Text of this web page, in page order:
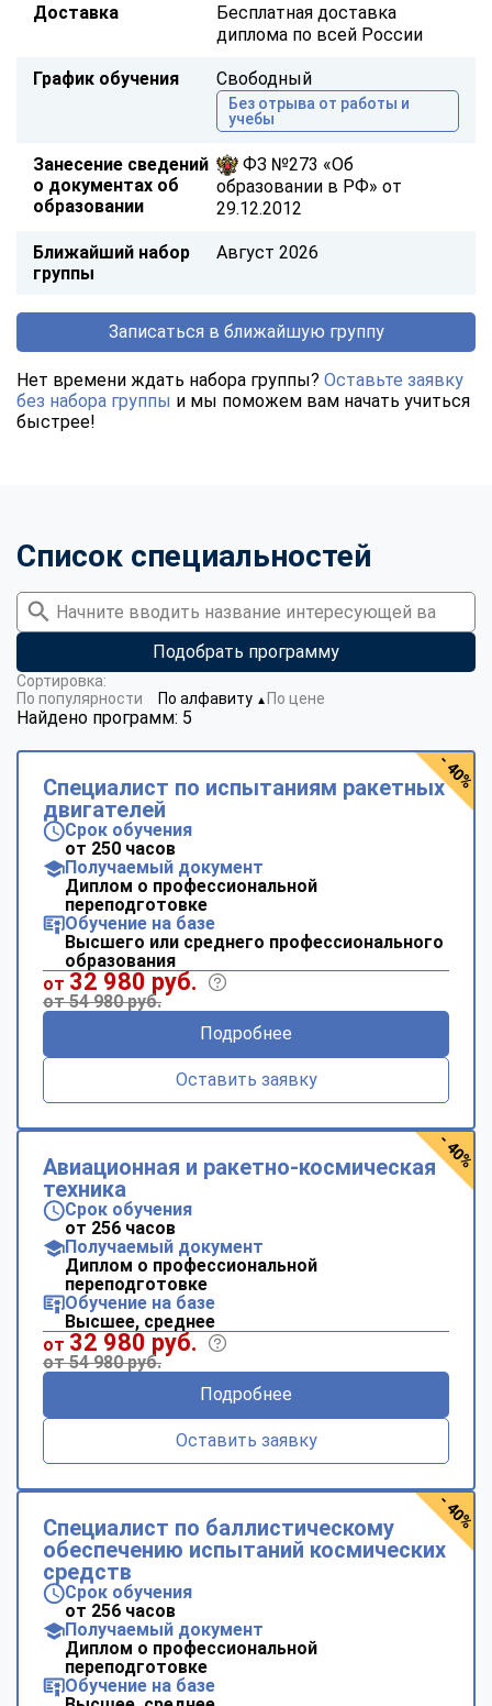
Доставка
Бесплатная доставка
диплома по всей России
График обучения Свободный
Без отрыва от работы и
учебы
Занесение сведений
о документах об
образовании
ФЗ №273 «Об
образовании в РФ» от
29.12.2012
Ближайший набор
группы
Август 2026
Записаться в ближайшую группу
Нет времени ждать набора группы? Оставьте заявку
без набора группы и мы поможем вам начать учиться
быстрее!
Список специальностей
Подобрать программу
Найдено программ: 5
Сортировка:
По популярности
По алфавиту ▼ По цене
Cпециалист по испытаниям ракетных
двигателей
Срок обучения
от 250 часов
Получаемый документ
Диплом о профессиональной
переподготовке
Обучение на базе
Высшего или среднего профессионального
образования
от 32 980 руб.
от 54 980 руб.
Подробнее
Оставить заявку
- 40%
Авиационная и ракетно-космическая
техника
Срок обучения
от 256 часов
Получаемый документ
Диплом о профессиональной
переподготовке
Обучение на базе
Высшее, среднее
от 32 980 руб.
от 54 980 руб.
Подробнее
Оставить заявку
- 40%
Специалист по баллистическому
обеспечению испытаний космических
средств
Срок обучения
от 256 часов
Получаемый документ
Диплом о профессиональной
переподготовке
Обучение на базе
- 40%